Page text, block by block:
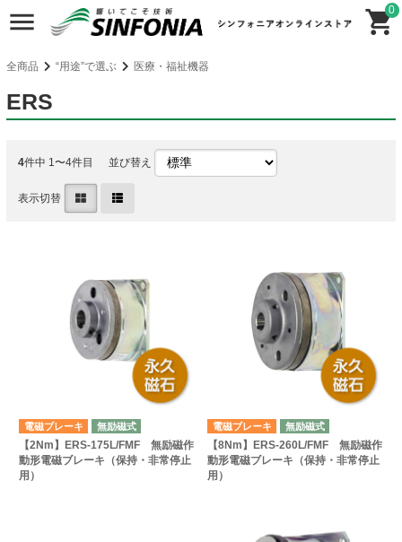
0
全商品 “用途”で選ぶ 医療・福祉機器
ERS
4件中 1〜4件目 並び替え
表示切替
電磁ブレーキ 無励磁式
【2Nm】ERS-175L/FMF 無励磁作
動形電磁ブレーキ（保持・非常停止
用）
電磁ブレーキ 無励磁式
【8Nm】ERS-260L/FMF 無励磁作
動形電磁ブレーキ（保持・非常停止
用）